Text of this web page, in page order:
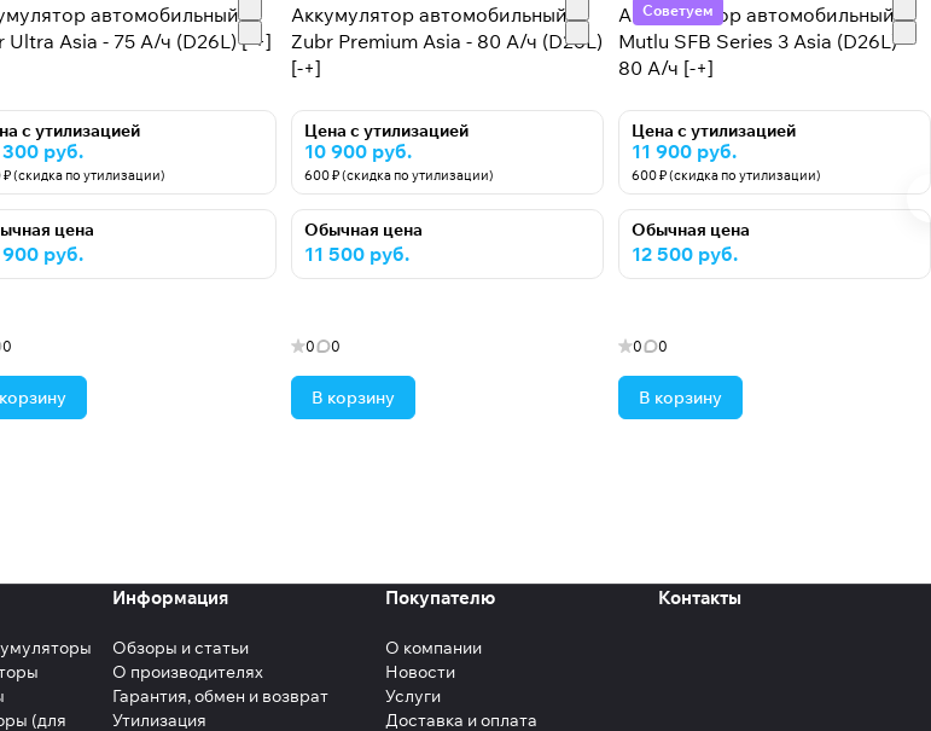
автомобильный
Ultra Asia - 75 А/ч (D26L) [-+]
с утилизацией
300 руб.
(скидка по утилизации)
цена
900 руб.
0
Аккумулятор автомобильный
Zubr Premium Asia - 80 А/ч (D26L)
[-+]
Цена с утилизацией
10 900 руб.
600 ₽ (скидка по утилизации)
Обычная цена
11 500 руб.
0 0
В корзину
Советуем
Аккумулятор автомобильный
Mutlu SFB Series 3 Asia (D26L) -
80 А/ч [-+]
Цена с утилизацией
11 900 руб.
600 ₽ (скидка по утилизации)
Обычная цена
12 500 руб.
0 0
В корзину
(для
Информация
Обзоры и статьи
О производителях
Гарантия, обмен и возврат
Утилизация
Покупателю
О компании
Новости
Услуги
Доставка и оплата
Контакты